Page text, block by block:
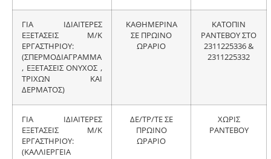
ΓΙΑ ΙΔΙΑΙΤΕΡΕΣ
ΕΞΕΤΑΣΕΙΣ Μ/Κ
ΕΡΓΑΣΤΗΡΙΟΥ:
(ΣΠΕΡΜΟΔΙΑΓΡΑΜΜΑ
, ΕΞΕΤΑΣΕΙΣ ΟΝΥΧΟΣ ,
ΤΡΙΧΩΝ ΚΑΙ
ΔΕΡΜΑΤΟΣ)
ΚΑΘΗΜΕΡΙΝΑ
ΣΕ ΠΡΩΙΝΟ
ΩΡΑΡΙΟ
ΚΑΤΟΠΙΝ
ΡΑΝΤΕΒΟΥ ΣΤΟ
2311225336 &
2311225332
ΓΙΑ ΙΔΙΑΙΤΕΡΕΣ
ΕΞΕΤΑΣΕΙΣ Μ/Κ
ΕΡΓΑΣΤΗΡΙΟΥ:
(ΚΑΛΛΙΕΡΓΕΙΑ
ΔΕ/ΤΡ/ΤΕ ΣΕ
ΠΡΩΙΝΟ
ΩΡΑΡΙΟ
ΧΩΡΙΣ
ΡΑΝΤΕΒΟΥ